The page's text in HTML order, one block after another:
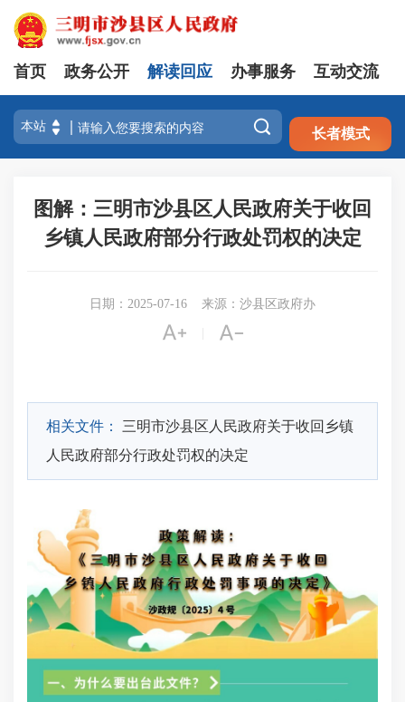
注册 登录
首页 政务公开 解读回应 办事服务 互动交流
 长者模式
图解：三明市沙县区人民政府关于收回
乡镇人民政府部分行政处罚权的决定
日期：2025-07-16 来源：沙县区政府办
 
相关文件：
三明市沙县区人民政府关于收回乡镇
人民政府部分行政处罚权的决定